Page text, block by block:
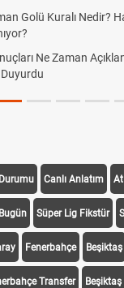
Nedir? Hangi
Açıklanacak
Canlı Anlatım At
Süper Lig Fikstür
Fenerbahçe Beşiktaş
Transfer